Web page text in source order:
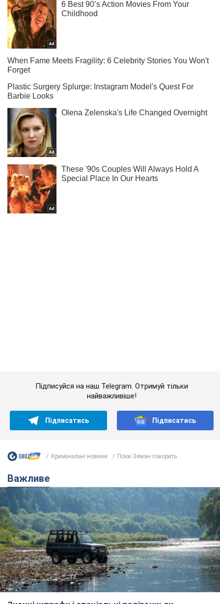
проблему джипінгу вирішують за кордоном
Україні не завадить взяти приклад із країн Європи
8.08.2026 05:10 2,5 т.
На Прикарпатті після аномальної
спеки пройшла потужна злива:
дороги перетворились на річки.
Відео
Негода накрила Івано-Франківщину та
курортний Буковель
8.08.2026 09:27 36,4 т.